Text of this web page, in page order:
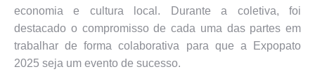
economia e cultura local. Durante a coletiva, foi
destacado o compromisso de cada uma das partes em
trabalhar de forma colaborativa para que a Expopato
2025 seja um evento de sucesso.